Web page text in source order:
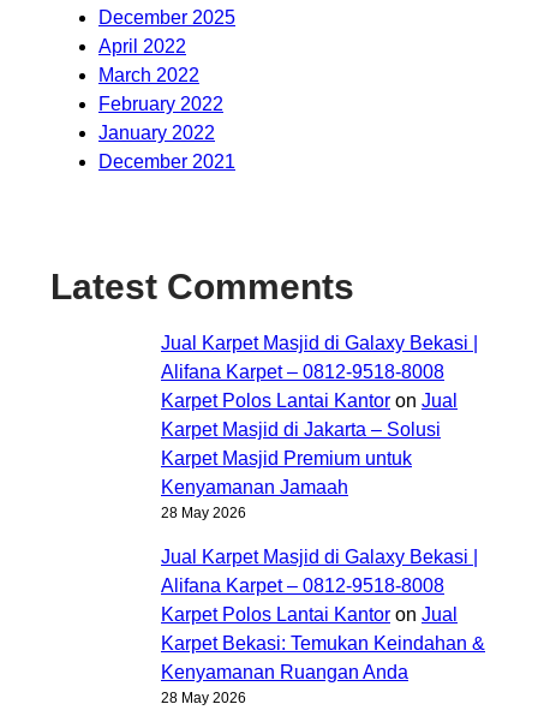
December 2025
April 2022
March 2022
February 2022
January 2022
December 2021
Latest Comments
Jual Karpet Masjid di Galaxy Bekasi |
Alifana Karpet – 0812-9518-8008
Karpet Polos Lantai Kantor on Jual
Karpet Masjid di Jakarta – Solusi
Karpet Masjid Premium untuk
Kenyamanan Jamaah
28 May 2026
Jual Karpet Masjid di Galaxy Bekasi |
Alifana Karpet – 0812-9518-8008
Karpet Polos Lantai Kantor on Jual
Karpet Bekasi: Temukan Keindahan &
Kenyamanan Ruangan Anda
28 May 2026